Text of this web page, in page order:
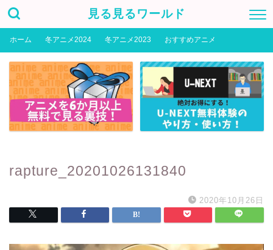
見る見るワールド
ホーム 冬アニメ2024 冬アニメ2023 おすすめアニメ
rapture_20201026131840
2020年10月26日